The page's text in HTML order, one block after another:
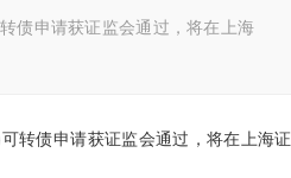
债申请获证监会通过，将在上海
转债申请获证监会通过，将在上海证